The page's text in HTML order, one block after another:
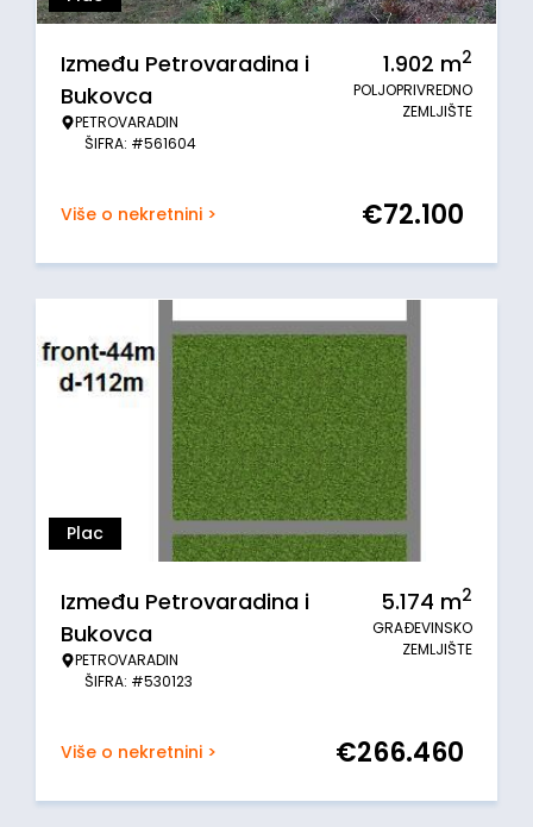
Između Petrovaradina i
Bukovca
PETROVARADIN
ŠIFRA: #561604
1.902 m2
POLJOPRIVREDNO
ZEMLJIŠTE
Više o nekretnini > €72.100
Plac
Između Petrovaradina i
Bukovca
PETROVARADIN
ŠIFRA: #530123
5.174 m2
GRAĐEVINSKO
ZEMLJIŠTE
Više o nekretnini > €266.460